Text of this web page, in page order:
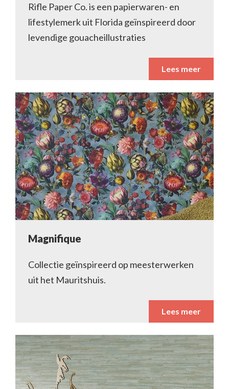
Rifle Paper Co. is een papierwaren- en
lifestylemerk uit Florida geïnspireerd door
levendige gouacheillustraties
Lees meer
Magnifique
Collectie geïnspireerd op meesterwerken
uit het Mauritshuis.
Lees meer